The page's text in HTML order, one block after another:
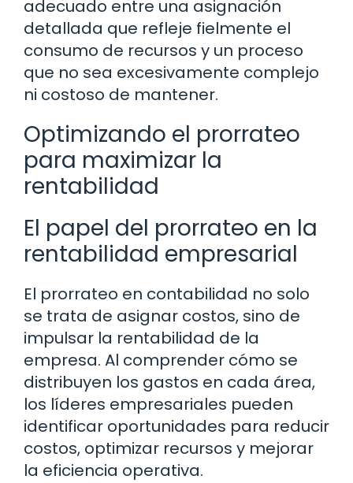
adecuado entre una asignación
detallada que refleje fielmente el
consumo de recursos y un proceso
que no sea excesivamente complejo
ni costoso de mantener.
Optimizando el prorrateo
para maximizar la
rentabilidad
El papel del prorrateo en la
rentabilidad empresarial
El prorrateo en contabilidad no solo
se trata de asignar costos, sino de
impulsar la rentabilidad de la
empresa. Al comprender cómo se
distribuyen los gastos en cada área,
los líderes empresariales pueden
identificar oportunidades para reducir
costos, optimizar recursos y mejorar
la eficiencia operativa.